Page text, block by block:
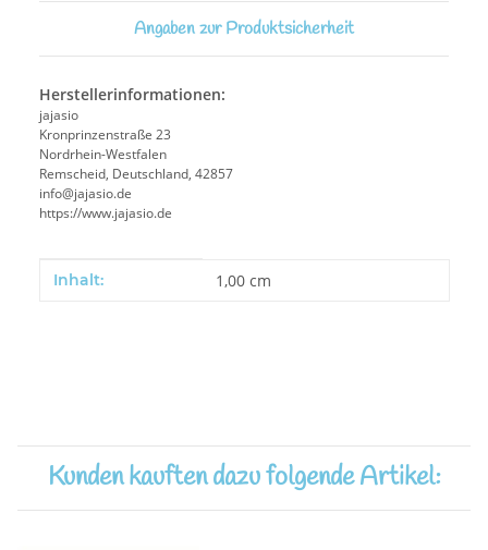
Angaben zur Produktsicherheit
Herstellerinformationen:
jajasio
Kronprinzenstraße 23
Nordrhein-Westfalen
Remscheid, Deutschland, 42857
info@jajasio.de
https://www.jajasio.de
Produkteigenschaft
Wert
Inhalt: 1,00 cm
Kunden kauften dazu folgende Artikel: